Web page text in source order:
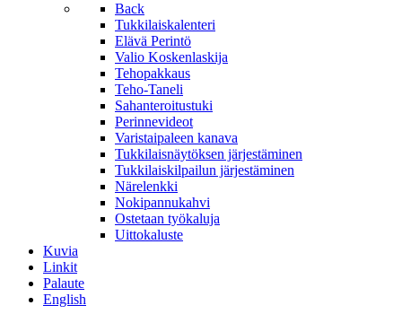
Back
Tukkilaiskalenteri
Elävä Perintö
Valio Koskenlaskija
Tehopakkaus
Teho-Taneli
Sahanteroitustuki
Perinnevideot
Varistaipaleen kanava
Tukkilaisnäytöksen järjestäminen
Tukkilaiskilpailun järjestäminen
Närelenkki
Nokipannukahvi
Ostetaan työkaluja
Uittokaluste
Kuvia
Linkit
Palaute
English